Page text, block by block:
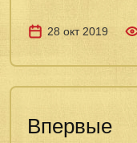
28 окт 2019
Впервые